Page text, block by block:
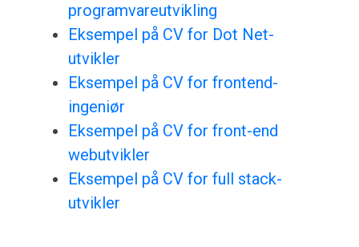
programvareutvikling
Eksempel på CV for Dot Net-
utvikler
Eksempel på CV for frontend-
ingeniør
Eksempel på CV for front-end
webutvikler
Eksempel på CV for full stack-
utvikler